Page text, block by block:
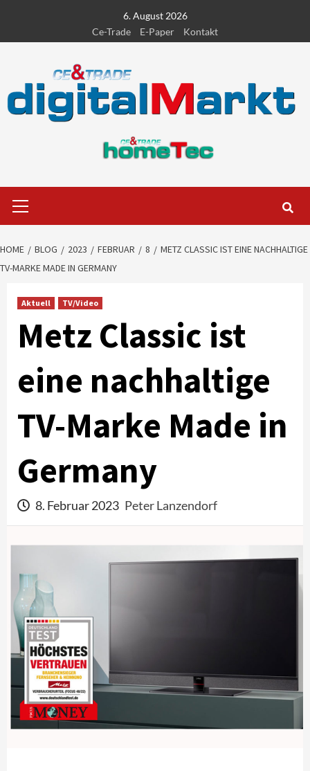
content
6. August 2026
Ce-Trade
E-Paper Kontakt
Menu
HOME BLOG 2023 FEBRUAR 8
METZ CLASSIC IST EINE NACHHALTIGE
TV-MARKE MADE IN GERMANY
Aktuell TV/Video
Metz Classic ist
eine nachhaltige
TV-Marke Made in
Germany
8. Februar 2023 Peter Lanzendorf